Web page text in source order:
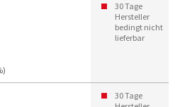
30 Tage
Hersteller
bedingt nicht
lieferbar
30 Tage